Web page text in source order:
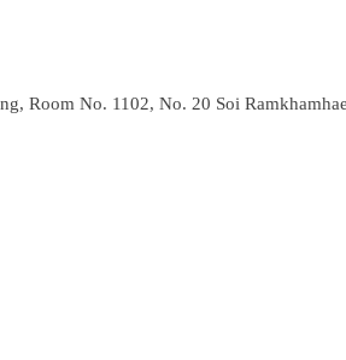
Room No. 1102, No. 20 Soi